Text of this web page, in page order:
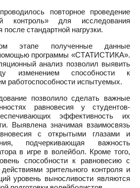
повторное проведение
контроль» для исследования
стандартной нагрузки.
этапе полученные данные
программы «СТАТИСТИКА».
анализ позволил выявить
изменением способности к
работоспособности испытуемых.
позволило сделать важные
равновесия у студентов-
эффективность их
Выявлена значимая взаимосвязь
с открытыми глазами и
подчеркивающая важность
в игре в волейбол. Кроме того,
способности к равновесию с
зрительного контроля и
уровень выносливости являются